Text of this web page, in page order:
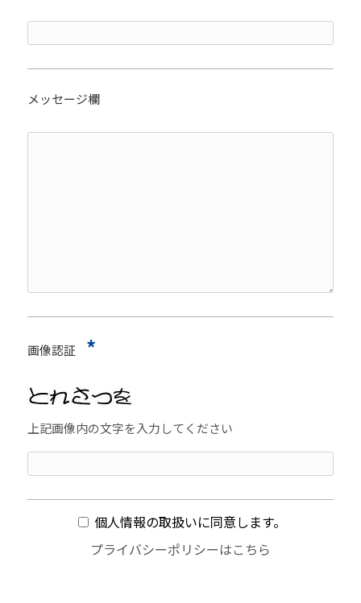
メッセージ欄
画像認証 *
上記画像内の文字を入力してください
個人情報の取扱いに同意します。
プライバシーポリシーはこちら